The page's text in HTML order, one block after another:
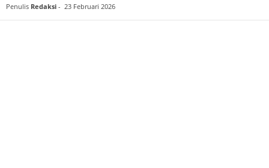
Penulis Redaksi - 23 Februari 2026